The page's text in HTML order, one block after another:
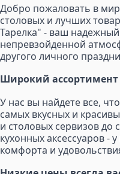
Добро пожаловать в
столовых и лучших
Тарелка" - ваш
непревзойденной
другого личного
Широкий ассортимент
У нас вы найдете все,
самых вкусных и
и столовых сервизов до
кухонных аксессуаров -
комфорта и